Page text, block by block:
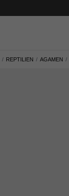
REPTILIEN AGAMEN